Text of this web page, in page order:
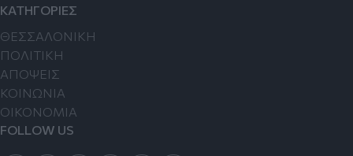
ΚΑΤΗΓΟΡΙΕΣ
ΘΕΣΣΑΛΟΝΙΚΗ
ΠΟΛΙΤΙΚΗ
ΑΠΟΨΕΙΣ
ΚΟΙΝΩΝΙΑ
ΟΙΚΟΝΟΜΙΑ
FOLLOW US